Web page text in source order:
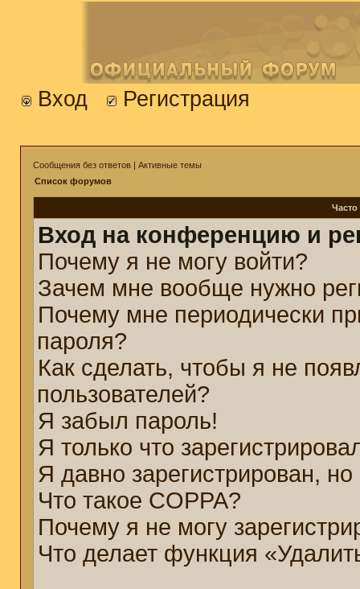
Вход Регистрация
Сообщения без ответов | Активные темы
Список форумов
Вход на конференцию и
Почему я не могу войти?
Зачем мне вообще нужно
Почему мне периодически
пароля?
Как сделать, чтобы я не
пользователей?
Я забыл пароль!
Я только что
Я давно зарегистрирован,
Что такое COPPA?
Почему я не могу
Что делает функция